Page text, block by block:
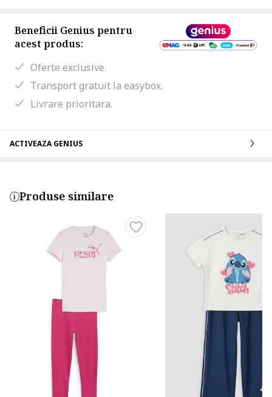
Beneficii Genius pentru
acest produs:
Oferte exclusive.
Transport gratuit la easybox.
Livrare prioritara.
ACTIVEAZA GENIUS
Produse similare